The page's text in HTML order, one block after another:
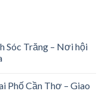
Sóc Trăng – Nơi hội
Phố Cần Thơ – Giao